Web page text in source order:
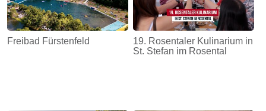
Freibad Fürstenfeld
19. Rosentaler Kulinarium in
St. Stefan im Rosental